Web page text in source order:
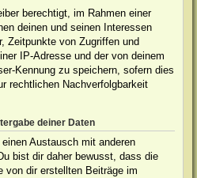
berechtigt, im Rahmen einer
deinen und seinen Interessen
Zeitpunkte von Zugriffen und
IP-Adresse und der von deinem
Kennung zu speichern, sofern dies
rechtlichen Nachverfolgbarkeit
deiner Daten
Austausch mit anderen
bist dir daher bewusst, dass die
von dir erstellten Beiträge im